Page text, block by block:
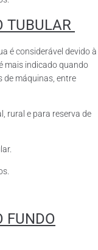
TUBULAR
é considerável devido à
mais indicado quando
de máquinas, entre
rural e para reserva de
FUNDO